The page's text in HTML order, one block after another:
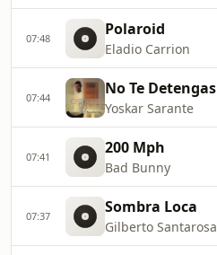
07:48 Polaroid
Eladio Carrion
07:44 No Te Detengas
Yoskar Sarante
07:41 200 Mph
Bad Bunny
07:37 Sombra Loca
Gilberto Santarosa